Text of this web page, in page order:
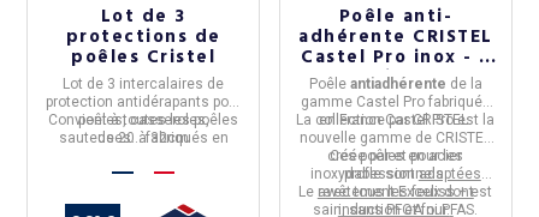
Lot de 3
protections de
poêles Cristel
Lot de 3 intercalaires de
protection antidérapants pour
poêles, casseroles,
sauteuses...fabriqués en
Convient à toutes les poêles
de 20 à 32cm
Poêle anti-
adhérente CRISTEL
Castel Pro inox - 5
tailles
Poêle antiadhérente de la
gammeCastel Pro fabriquée
en FranceparCRISTEL.
La collection Castel Pro est la
nouvelle gamme de CRISTEL
créée par et pour les
professionnels.
Ces poêles enacier
inoxydablesontadaptées
avec tous les feux dont
induction et four.
Le revêtement Exceliss + est
sain, sans PFOA ni PFAS